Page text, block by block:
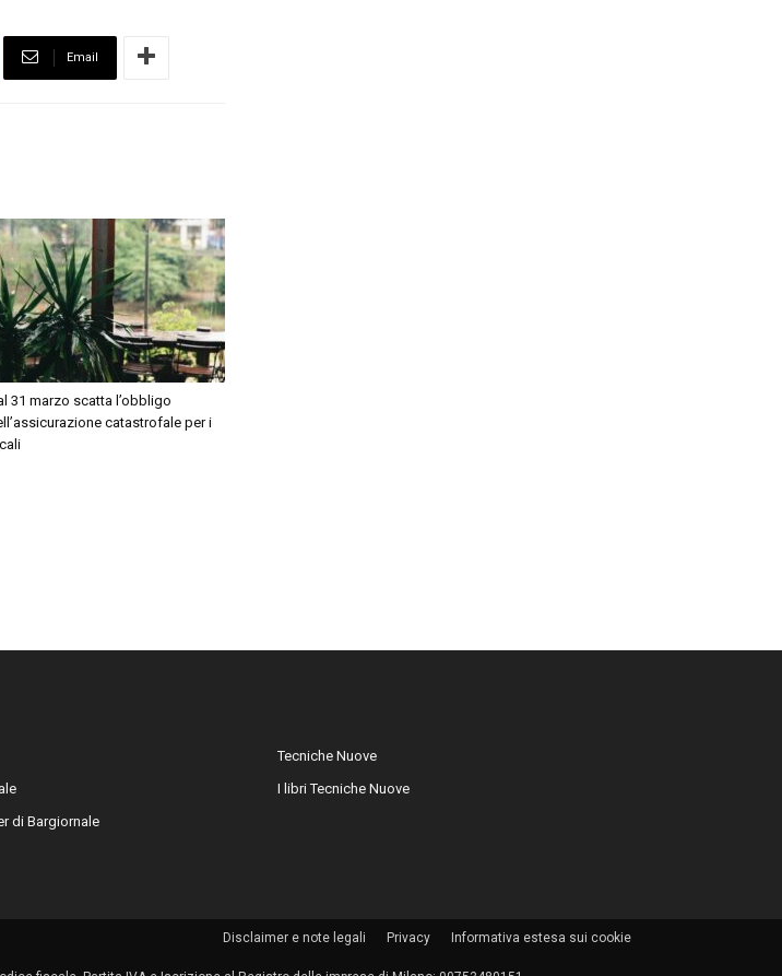
Email
31 marzo scatta l’obbligo
catastrofale per i
di Bargiornale
Tecniche Nuove
I libri Tecniche Nuove
Disclaimer e note legali Privacy Informativa estesa sui cookie